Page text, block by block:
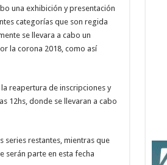
una exhibición y presentación
categorías que son regida
se llevara a cabo un
la corona 2018, como así
reapertura de inscripciones y
12hs, donde se llevaran a cabo
series restantes, mientras que
serán parte en esta fecha